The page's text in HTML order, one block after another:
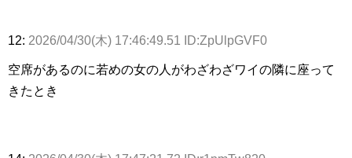
12: 2026/04/30(木) 17:46:49.51 ID:ZpUlpGVF0
空席があるのに若めの女の人がわざわざワイの隣に座って
きたとき